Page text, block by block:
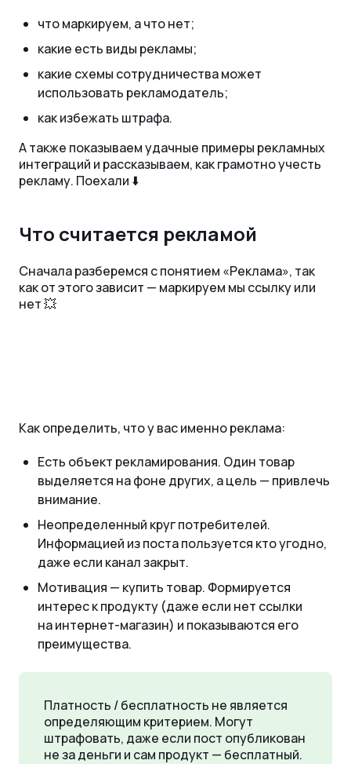
что маркируем, а что нет;
какие есть виды рекламы;
какие схемы сотрудничества может
использовать рекламодатель;
как избежать штрафа.
А также показываем удачные примеры рекламных
интеграций и рассказываем, как грамотно учесть
рекламу. Поехали ⬇️
Что считается рекламой
Сначала разберемся с понятием «Реклама», так
как от этого зависит — маркируем мы ссылку или
нет 💥
Как определить, что у вас именно реклама:
Есть объект рекламирования. Один товар
выделяется на фоне других, а цель — привлечь
внимание.
Неопределенный круг потребителей.
Информацией из поста пользуется кто угодно,
даже если канал закрыт.
Мотивация — купить товар. Формируется
интерес к продукту (даже если нет ссылки
на интернет-магазин) и показываются его
преимущества.
Платность / бесплатность не является
определяющим критерием. Могут
штрафовать, даже если пост опубликован
не за деньги и сам продукт — бесплатный.